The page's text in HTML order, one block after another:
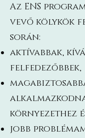
Az ENS
vevő kölykök
során:
aktívabbak,
felfedezőbbek,
környezethez
jobb